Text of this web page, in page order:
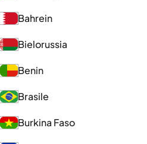
Bahrein
Bielorussia
Benin
Brasile
Burkina Faso